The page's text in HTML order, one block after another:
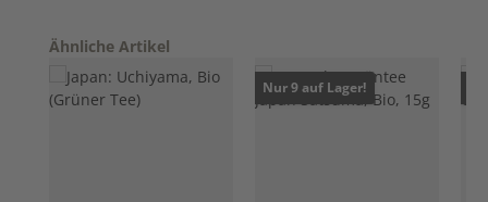
Produktgalerie überspringen
Ähnliche Artikel
Nur 9 auf Lager!